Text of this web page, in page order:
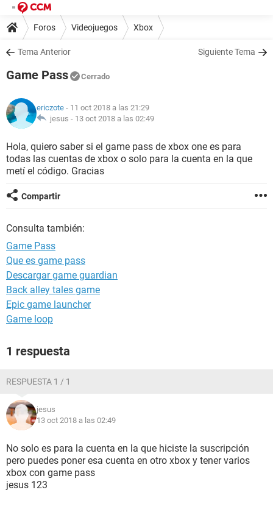
Foros Videojuegos Xbox
Tema Anterior Siguiente Tema
Game Pass Cerrado
ericzote - 11 oct 2018 a las 21:29
jesus - 13 oct 2018 a las 02:49
Hola, quiero saber si el game pass de xbox one es para
todas las cuentas de xbox o solo para la cuenta en la que
metí el código. Gracias
Compartir
Consulta también:
Game Pass
Que es game pass
Descargar game guardian
Back alley tales game
Epic game launcher
Game loop
1 respuesta
RESPUESTA 1 / 1
jesus
13 oct 2018 a las 02:49
No solo es para la cuenta en la que hiciste la suscripción
pero puedes poner esa cuenta en otro xbox y tener varios
xbox con game pass
jesus 123